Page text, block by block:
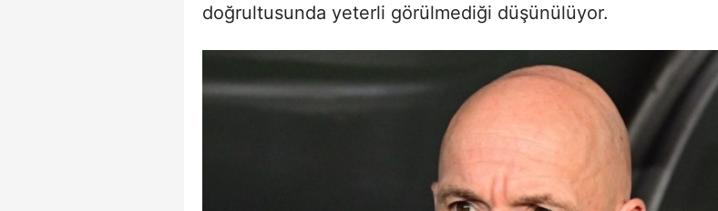
doğrultusunda yeterli görülmediği düşünülüyor.